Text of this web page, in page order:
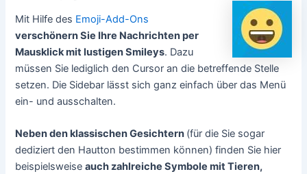
Mit Hilfe des Emoji-Add-Ons
verschönern Sie Ihre Nachrichten per
Mausklick mit lustigen Smileys. Dazu
müssen Sie lediglich den Cursor an die betreffende Stelle
setzen. Die Sidebar lässt sich ganz einfach über das Menü
ein- und ausschalten.
Neben den klassischen Gesichtern (für die Sie sogar
dediziert den Hautton bestimmen können) finden Sie hier
beispielsweiseauch zahlreiche Symbole mit Tieren,